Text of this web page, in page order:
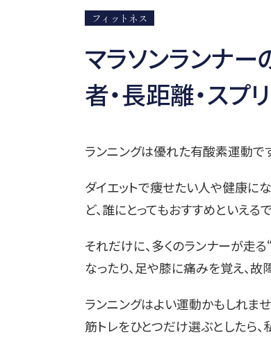
フィットネス
マラソンランナー
者・長距離・ス
ランニングは優れた有酸素運動で
ダイエットで痩せたい人や健康に
ど、誰にとってもおすすめといえるで
それだけに、多くのランナーが走
なったり、足や膝に痛みを覚え、
ランニングはよい運動かもしれま
筋トレをひとつだけ選ぶとしたら、